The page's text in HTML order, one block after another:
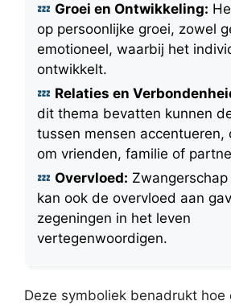
Groei en Ontwikkeling:
op persoonlijke groei, zowel
emotioneel, waarbij het
ontwikkelt.
Relaties en
dit thema bevatten kunnen
tussen mensen accentueren,
om vrienden, familie of
Overvloed:
kan ook de overvloed aan
zegeningen in het leven
vertegenwoordigen.
Deze symboliek benadrukt hoe